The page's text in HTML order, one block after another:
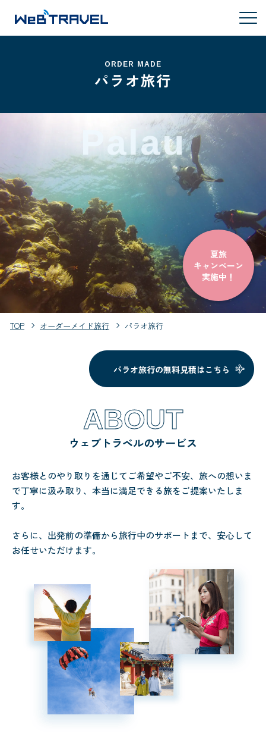
ORDER MADE
パラオ旅行
Palau
夏旅
キャンペーン
実施中！
TOP オーダーメイド旅行 パラオ旅行
パラオ旅行の無料見積はこちら
ABOUT
ウェブトラベルのサービス
お客様とのやり取りを通じてご希望やご不安、旅への想いま
で丁寧に汲み取り、本当に満足できる旅をご提案いたしま
す。
さらに、出発前の準備から旅行中のサポートまで、安心して
お任せいただけます。